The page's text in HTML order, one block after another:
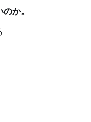
か。